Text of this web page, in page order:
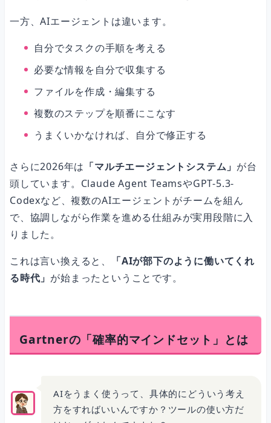
きますか？
まとめ
一方、AIエージェントは違います。
自分でタスクの手順を考える
必要な情報を自分で収集する
ファイルを作成・編集する
複数のステップを順番にこなす
うまくいかなければ、自分で修正する
さらに2026年は 「マルチエージェントシステム」 が台
頭しています。Claude Agent TeamsやGPT-5.3-
Codexなど、複数のAIエージェントがチームを組ん
で、協調しながら作業を進める仕組みが実用段階に入
りました。
これは言い換えると、
「AIが部下のように働いてくれ
る時代」 が始まったということです。
Gartnerの「確率的マインドセット」とは
AIをうまく使うって、具体的にどういう考え
方をすればいいんですか？ツールの使い方だ